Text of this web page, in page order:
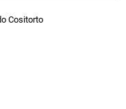
Cositorto